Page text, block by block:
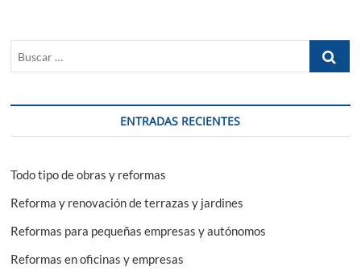
Buscar
ENTRADAS RECIENTES
Todo tipo de obras y reformas
Reforma y renovación de terrazas y jardines
Reformas para pequeñas empresas y autónomos
Reformas en oficinas y empresas